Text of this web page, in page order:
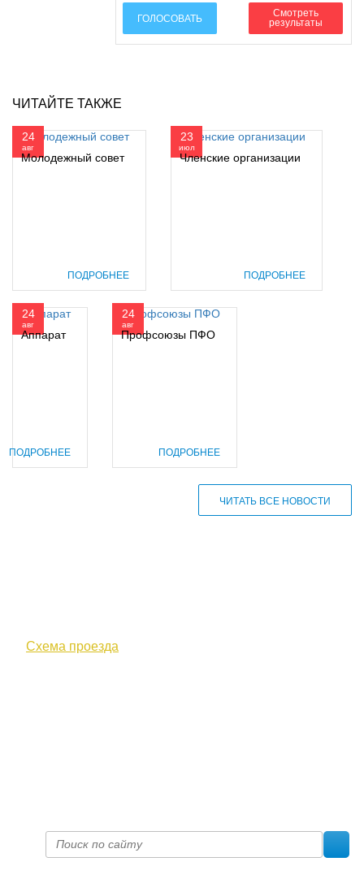
ГОЛОСОВАТЬ
Смотреть
результаты
ЧИТАЙТЕ ТАКЖЕ
24
авг
Молодежный совет
ПОДРОБНЕЕ
23
июл
Членские организации
ПОДРОБНЕЕ
24
авг
Аппарат
ПОДРОБНЕЕ
24
авг
Профсоюзы ПФО
ПОДРОБНЕЕ
ЧИТАТЬ ВСЕ НОВОСТИ
Схема проезда